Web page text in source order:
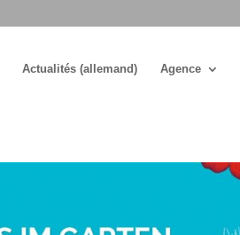
Actualités (allemand) Agence